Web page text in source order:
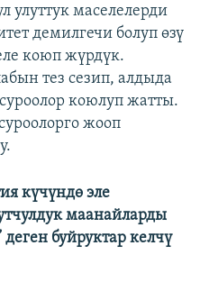
улуттук маселелерди
демилгечи болуп өзү
коюп жүрдүк.
тез сезип, алдыда
коюлуп жатты.
жооп
күчүндө эле
маанайларды
буйруктар келчү